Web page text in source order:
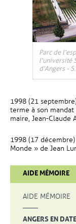
Parc de
l'université
d'Angers -
1998 (21
terme à son
maire, Jean-Claude
1998 (17
Monde » de Jean
AIDE MÉMOIRE
AIDE MÉMOIRE
ANGERS EN